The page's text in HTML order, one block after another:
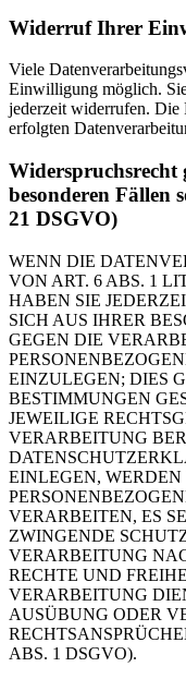
Widerruf Ihrer
Viele
Einwilligung möglich.
jederzeit widerrufen. Die
erfolgten
Widerspruchsrecht
besonderen Fällen
21 DSGVO)
WENN DIE
VON ART. 6 ABS. 1
HABEN SIE
SICH AUS IHRER
GEGEN DIE
EINZULEGEN; DIES
BESTIMMUNGEN
JEWEILIGE
VERARBEITUNG
EINLEGEN,
VERARBEITEN, ES
ZWINGENDE
VERARBEITUNG
RECHTE UND
VERARBEITUNG
AUSÜBUNG ODER
ABS. 1 DSGVO).